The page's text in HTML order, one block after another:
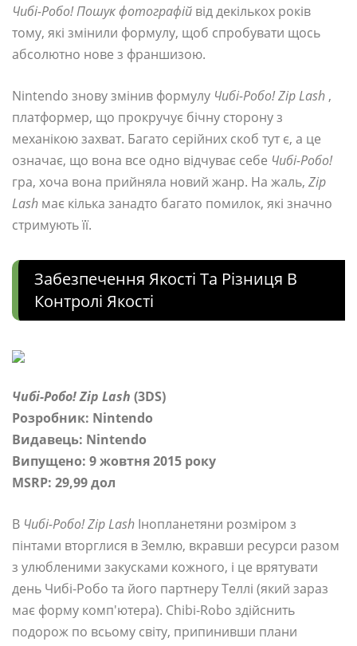
Чибі-Робо! Пошук фотографій від декількох років
тому, які змінили формулу, щоб спробувати щось
абсолютно нове з франшизою.
Nintendo знову змінив формулу Чибі-Робо! Zip Lash ,
платформер, що прокручує бічну сторону з
механікою захват. Багато серійних скоб тут є, а це
означає, що вона все одно відчуває себе Чибі-Робо!
гра, хоча вона прийняла новий жанр. На жаль, Zip
Lash має кілька занадто багато помилок, які значно
стримують її.
Забезпечення Якості Та Різниця В
Контролі Якості
Чибі-Робо! Zip Lash (3DS)
Розробник: Nintendo
Видавець: Nintendo
Випущено: 9 жовтня 2015 року
MSRP: 29,99 дол
В Чибі-Робо! Zip Lash Інопланетяни розміром з
пінтами вторглися в Землю, вкравши ресурси разом
з улюбленими закусками кожного, і це врятувати
день Чибі-Робо та його партнеру Теллі (який зараз
має форму комп'ютера). Chibi-Robo здійснить
подорож по всьому світу, припинивши плани